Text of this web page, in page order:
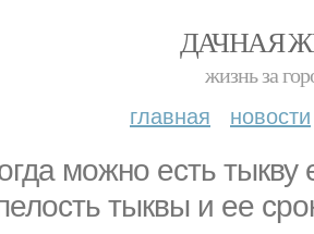
ДАЧНАЯ
жизнь за
главная новости
можно есть тыкву
тыквы и ее